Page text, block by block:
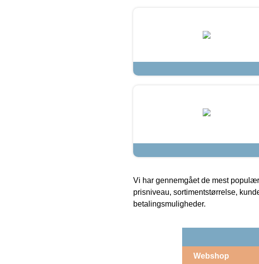
Vi har gennemgået de mest
prisniveau, sortimentstørrelse,
betalingsmuligheder.
Webshop